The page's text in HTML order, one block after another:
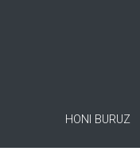
HONI BURUZ